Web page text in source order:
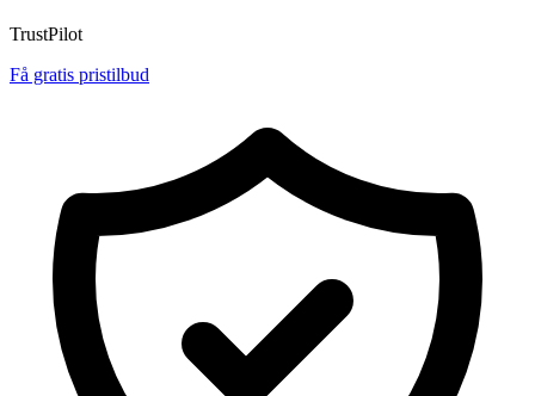
TrustPilot
Få gratis pristilbud